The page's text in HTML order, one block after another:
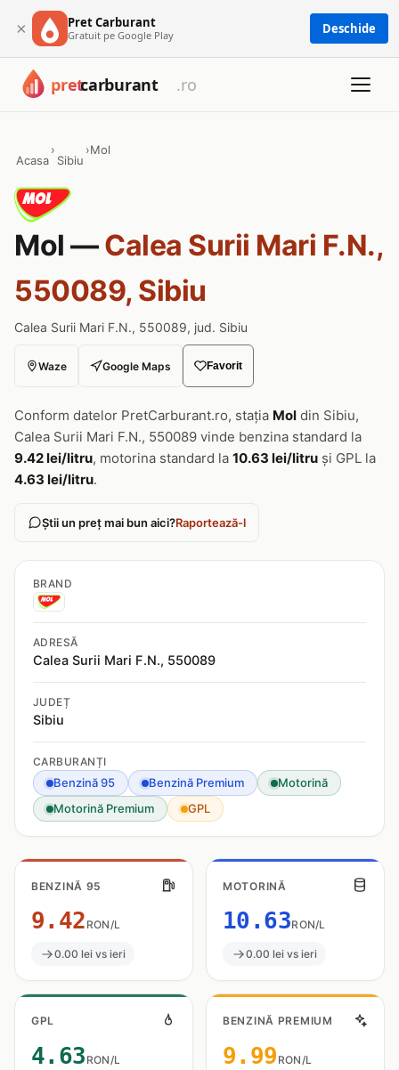
× Pret Carburant
Gratuit pe Google Play Deschide
Acasa
›
Sibiu
›Mol
Mol —Calea Surii Mari F.N.,
550089, Sibiu
Calea Surii Mari F.N., 550089, jud. Sibiu
Waze Google Maps Favorit
Conform datelor PretCarburant.ro, stația Mol din Sibiu,
Calea Surii Mari F.N., 550089 vinde benzina standard la
9.42 lei/litru, motorina standard la 10.63 lei/litru și GPL la
4.63 lei/litru.
Știi un preț mai bun aici?Raportează-l
BRAND
ADRESĂ
Calea Surii Mari F.N., 550089
JUDEȚ
Sibiu
CARBURANȚI
Benzină 95 Benzină Premium
Motorină
Motorină Premium
GPL
BENZINĂ 95
9.42 RON/L
0.00 lei vs ieri
MOTORINĂ
10.63RON/L
0.00 lei vs ieri
GPL
4.63 RON/L
BENZINĂ PREMIUM
9.99 RON/L